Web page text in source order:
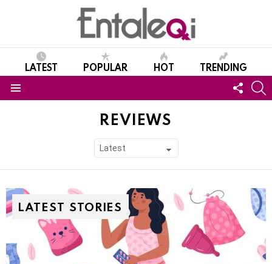
LATEST POPULAR HOT TRENDING
US
REVIEWS
LATEST STORIES